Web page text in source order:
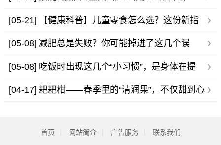
了……
[05-21] 【健康科普】儿童零食怎么选？这份新指
南请收好！
[05-08] 减肥总是失败？你可能掉进了这几个误
区。
[05-08] 吃饭时出现这几个“小习惯”，是身体在提
醒：衰老已至，但别忽视更危险的信号。
[04-17] 耙耙柑——春季里的“清润果”，不仅甜到心
首页 网站简介 广告服务 联系我们